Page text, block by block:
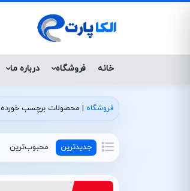
خانه فروشگاه درباره ما
فروشگاه | محصولات برچسب خورده "چراغ
جدیدترین محبوب‌ترین